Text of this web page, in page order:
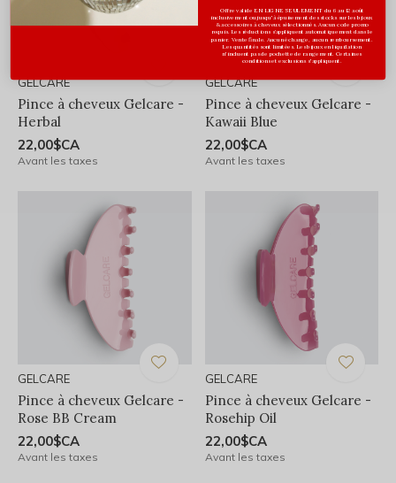
GELCARE
Pince à cheveux Gelcare -
Herbal
22,00$CA
Avant les taxes
GELCARE
Pince à cheveux Gelcare -
Kawaii Blue
22,00$CA
Avant les taxes
GELCARE
Pince à cheveux Gelcare -
Rose BB Cream
22,00$CA
Avant les taxes
GELCARE
Pince à cheveux Gelcare -
Rosehip Oil
22,00$CA
Avant les taxes
Offre valide EN LIGNE SEULEMENT du 6 au 12 août
inclusivement ou jusqu'à épuisement des stocks sur les bijoux
& accessoires à cheveux sélectionnés. Aucun code promo
requis. Les réductions s’appliquent automatiquement dans le
panier. Vente finale. Aucun échange, aucun remboursement.
Les quantités sont limitées. Les bijoux en liquidation
n'incluent pas de pochette de rangement. Certaines
conditions et exclusions s'appliquent.